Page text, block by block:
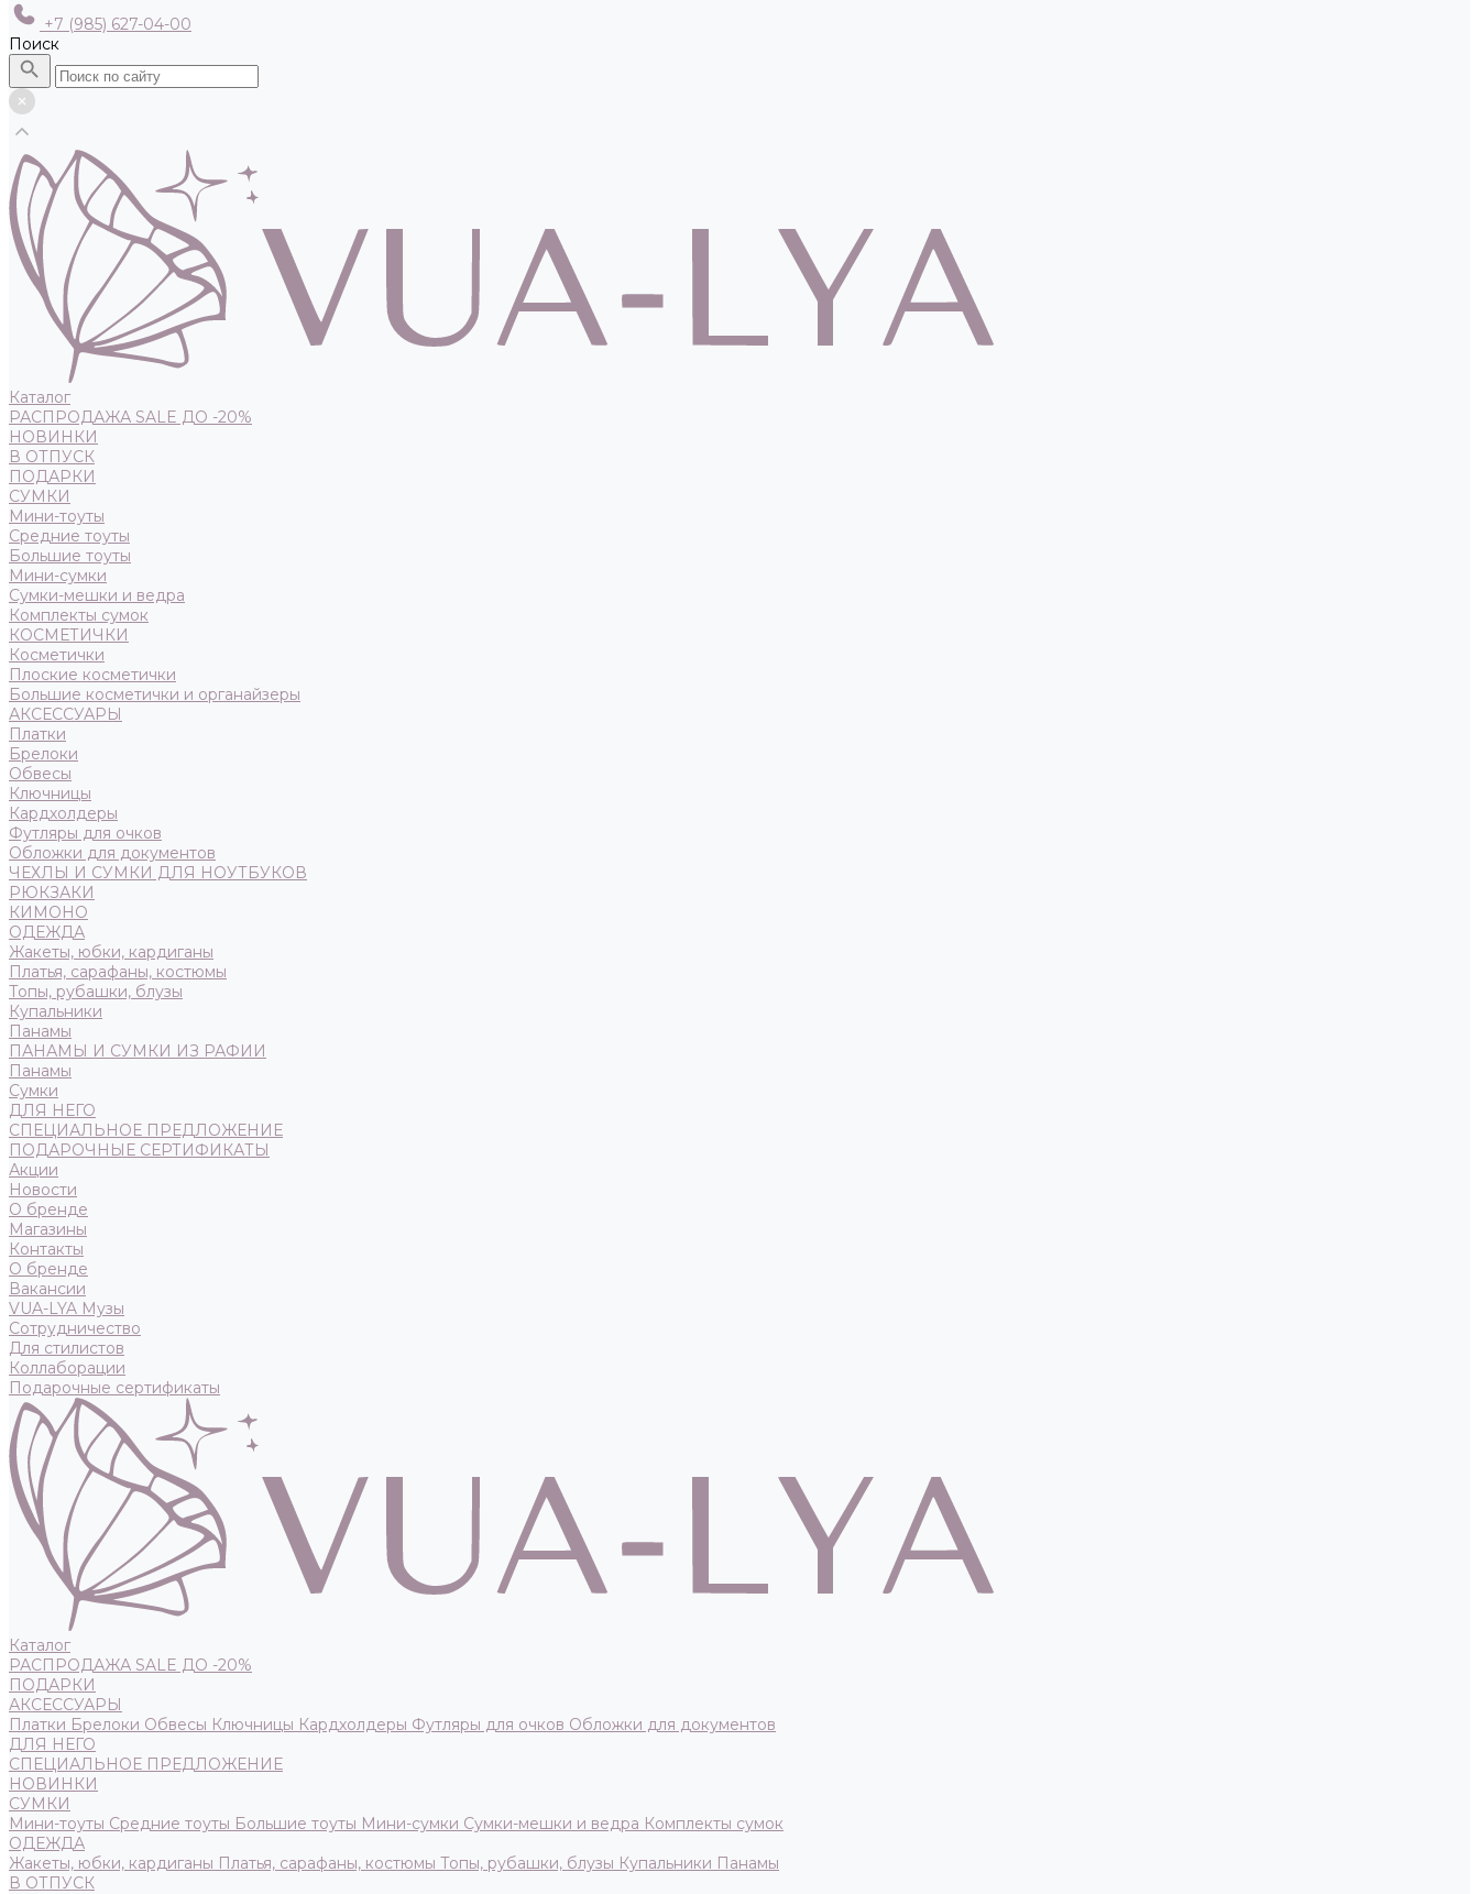
+7 (985) 627-04-00
Поиск
Каталог
РАСПРОДАЖА SALE ДО -20%
НОВИНКИ
В ОТПУСК
ПОДАРКИ
СУМКИ
Мини-тоуты
Средние тоуты
Большие тоуты
Мини-сумки
Сумки-мешки и ведра
Комплекты сумок
КОСМЕТИЧКИ
Косметички
Плоские косметички
Большие косметички и органайзеры
АКСЕССУАРЫ
Платки
Брелоки
Обвесы
Ключницы
Кардхолдеры
Футляры для очков
Обложки для документов
ЧЕХЛЫ И СУМКИ ДЛЯ НОУТБУКОВ
РЮКЗАКИ
КИМОНО
ОДЕЖДА
Жакеты, юбки, кардиганы
Платья, сарафаны, костюмы
Топы, рубашки, блузы
Купальники
Панамы
ПАНАМЫ И СУМКИ ИЗ РАФИИ
Панамы
Сумки
ДЛЯ НЕГО
СПЕЦИАЛЬНОЕ ПРЕДЛОЖЕНИЕ
ПОДАРОЧНЫЕ СЕРТИФИКАТЫ
Акции
Новости
О бренде
Магазины
Контакты
О бренде
Вакансии
VUA-LYA Музы
Сотрудничество
Для стилистов
Коллаборации
Подарочные сертификаты
Каталог
РАСПРОДАЖА SALE ДО -20%
ПОДАРКИ
АКСЕССУАРЫ
Платки Брелоки Обвесы Ключницы Кардхолдеры Футляры для очков Обложки для документов
ДЛЯ НЕГО
СПЕЦИАЛЬНОЕ ПРЕДЛОЖЕНИЕ
НОВИНКИ
СУМКИ
Мини-тоуты Средние тоуты Большие тоуты Мини-сумки Сумки-мешки и ведра Комплекты сумок
ОДЕЖДА
Жакеты, юбки, кардиганы Платья, сарафаны, костюмы Топы, рубашки, блузы Купальники Панамы
В ОТПУСК